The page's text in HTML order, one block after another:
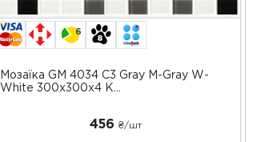
6
Мозаїка GM 4034 C3 Gray M-Gray W-
White 300x300x4 К...
456 ₴/шт